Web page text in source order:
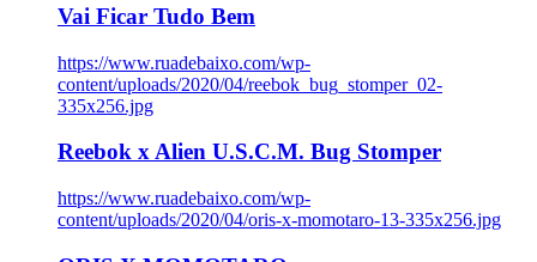
Vai Ficar Tudo Bem
https://www.ruadebaixo.com/wp-
content/uploads/2020/04/reebok_bug_stomper_02-
335x256.jpg
Reebok x Alien U.S.C.M. Bug Stomper
https://www.ruadebaixo.com/wp-
content/uploads/2020/04/oris-x-momotaro-13-335x256.jpg